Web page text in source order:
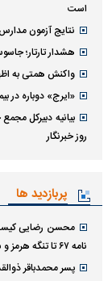
است
نتایج آزمون مدارس
هشدار تارتار؛
واکنش همتی به
«ایرج» دوباره در
بیانیه دبیرکل
روز خبرنگار
پربازدید ها
نامه ۶۷ تا تنگه هرمز و شعام
پسر محمدباقر